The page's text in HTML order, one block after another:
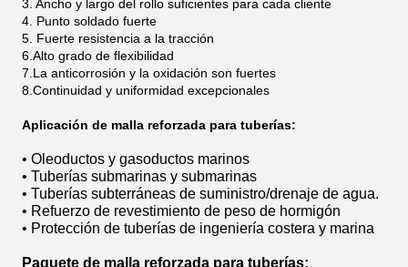
3. Ancho y largo del rollo suficientes para cada cliente
4. Punto soldado fuerte
5. Fuerte resistencia a la tracción
6.Alto grado de flexibilidad
7.La anticorrosión y la oxidación son fuertes
8.Continuidad y uniformidad excepcionales
Aplicación de malla reforzada para tuberías:
• Oleoductos y gasoductos marinos
• Tuberías submarinas y submarinas
• Tuberías subterráneas de suministro/drenaje de agua.
• Refuerzo de revestimiento de peso de hormigón
• Protección de tuberías de ingeniería costera y marina
Paquete de malla reforzada para tuberías: